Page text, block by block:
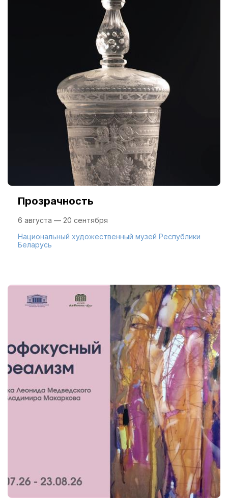
Прозрачность
6 августа — 20 сентября
Национальный художественный музей Республики
Беларусь